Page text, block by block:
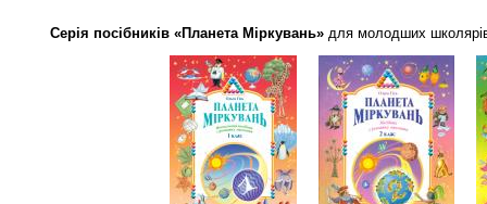
Серія посібників «Планета Міркувань»для молодших